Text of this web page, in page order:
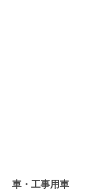
車・工事用車